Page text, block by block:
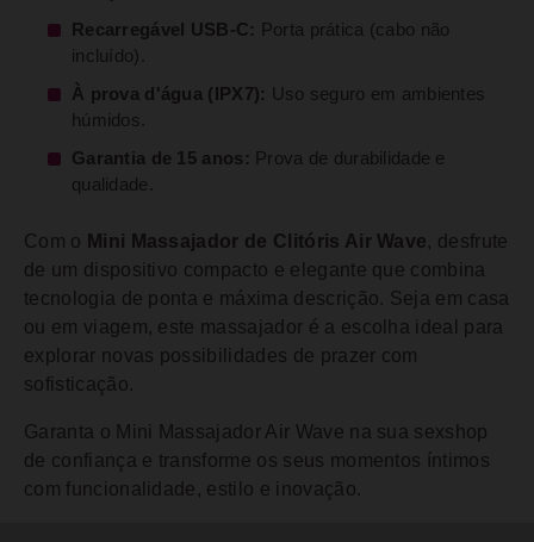
Recarregável USB-C:
Porta prática (cabo não
incluído).
À prova d'água (IPX7):
Uso seguro em ambientes
húmidos.
Garantia de 15 anos: Prova de durabilidade e
qualidade.
Com o Mini Massajador de Clitóris Air Wave, desfrute
de um dispositivo compacto e elegante que combina
tecnologia de ponta e máxima descrição. Seja em casa
ou em viagem, este massajador é a escolha ideal para
explorar novas possibilidades de prazer com
sofisticação.
Garanta o Mini Massajador Air Wave na sua sexshop
de confiança e transforme os seus momentos íntimos
com funcionalidade, estilo e inovação.